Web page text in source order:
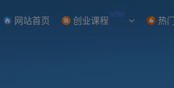
网站首页 创业课程 NEW 热